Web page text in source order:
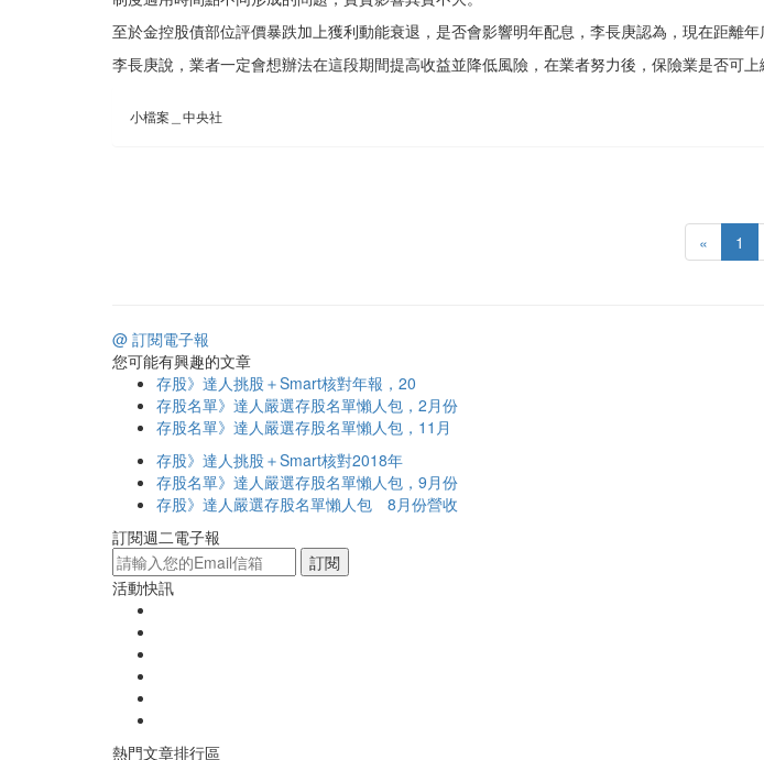
至於金控股債部位評價暴跌加上獲利動能衰退，是否會影響明年配息，李長庚認為，現在距離
李長庚說，業者一定會想辦法在這段期間提高收益並降低風險，在業者努力後，保險業是否可上
小檔案＿中央社
« 1
@ 訂閱電子報
您可能有興趣的文章
存股》達人挑股＋Smart核對年報，20
存股名單》達人嚴選存股名單懶人包，2月份
存股名單》達人嚴選存股名單懶人包，11月
存股》達人挑股＋Smart核對2018年
存股名單》達人嚴選存股名單懶人包，9月份
存股》達人嚴選存股名單懶人包 8月份營收
訂閱週二電子報
訂閱
活動快訊
熱門文章排行區